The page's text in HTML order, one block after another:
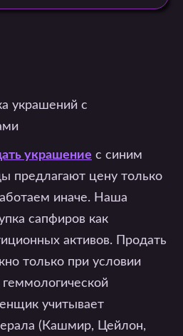
украшение с синим
предлагают цену только
иначе. Наша
сапфиров как
активов. Продать
только при условии
учитывает
(Кашмир, Цейлон,